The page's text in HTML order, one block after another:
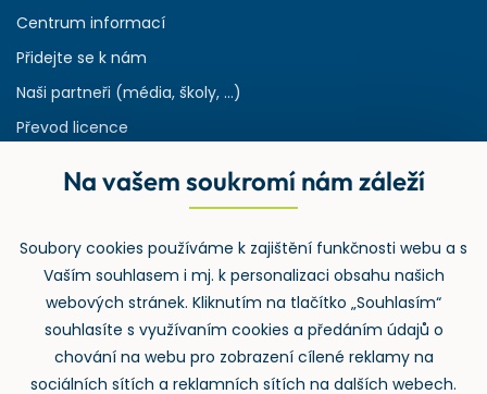
Centrum informací
Přidejte se k nám
Naši partneři (média, školy, ...)
Převod licence
Rejstřík používaných zkratek v odpadech
Zpětný odběr
Na vašem soukromí nám záleží
Soubory cookies používáme k zajištění funkčnosti webu a s
Vaším souhlasem i mj. k personalizaci obsahu našich
webových stránek. Kliknutím na tlačítko „Souhlasím“
souhlasíte s využívaním cookies a předáním údajů o
chování na webu pro zobrazení cílené reklamy na
sociálních sítích a reklamních sítích na dalších webech.